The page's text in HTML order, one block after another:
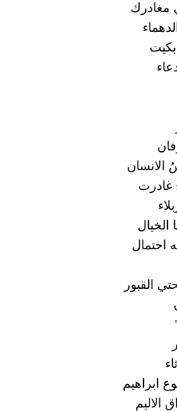
مغادرك
الانسان
غادرت
الخيال
احتمال
القبور
ابراهيم
الاليم